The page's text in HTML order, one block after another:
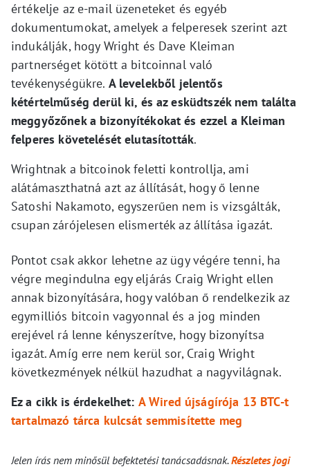
értékelje az e-mail üzeneteket és egyéb
dokumentumokat, amelyek a felperesek szerint azt
indukálják, hogy Wright és Dave Kleiman
partnerséget kötött a bitcoinnal való
tevékenységükre. A levelekből jelentős
kétértelműség derül ki, és az esküdtszék nem találta
meggyőzőnek a bizonyítékokat és ezzel a Kleiman
felperes követelését elutasították.
Wrightnak a bitcoinok feletti kontrollja, ami
alátámaszthatná azt az állítását, hogy ő lenne
Satoshi Nakamoto, egyszerűen nem is vizsgálták,
csupan zárójelesen elismerték az állítása igazát.
Pontot csak akkor lehetne az ügy végére tenni, ha
végre megindulna egy eljárás Craig Wright ellen
annak bizonyítására, hogy valóban ő rendelkezik az
egymilliós bitcoin vagyonnal és a jog minden
erejével rá lenne kényszerítve, hogy bizonyítsa
igazát. Amíg erre nem kerül sor, Craig Wright
következmények nélkül hazudhat a nagyvilágnak.
Ez a cikk is érdekelhet: A Wired újságírója 13 BTC-t
tartalmazó tárca kulcsát semmisítette meg
Jelen írás nem minősül befektetési tanácsadásnak.Részletes jogi